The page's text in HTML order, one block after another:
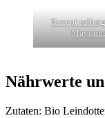
Rezept
Nährwerte
Zutaten: Bio